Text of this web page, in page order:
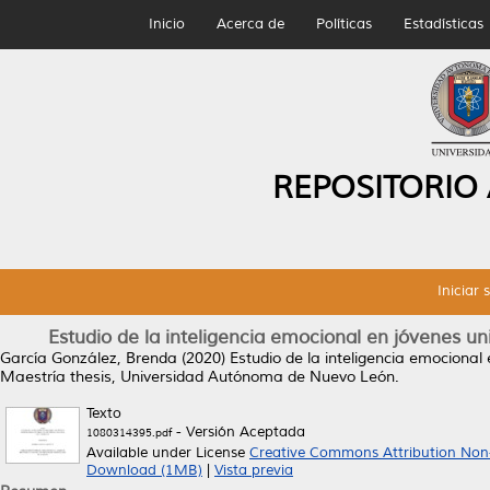
Inicio Acerca de Políticas Estadísticas
Iniciar
Estudio de la inteligencia emocional en jóvenes
García González, Brenda (2020) Estudio de la inteligencia
Maestría thesis, Universidad Autónoma de Nuevo León.
Texto
1080314395.pdf- Versión Aceptada
Available under License Creative Commons Attribution
Download (1MB)
Vista previa